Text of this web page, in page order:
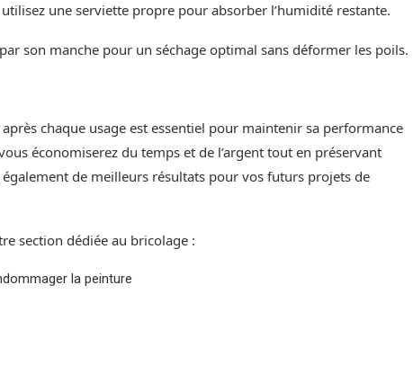
une serviette propre pour absorber l’humidité restante.
son manche pour un séchage optimal sans déformer les poils.
chaque usage est essentiel pour maintenir sa performance
économiserez du temps et de l’argent tout en préservant
de meilleurs résultats pour vos futurs projets de
section dédiée au bricolage :
la peinture